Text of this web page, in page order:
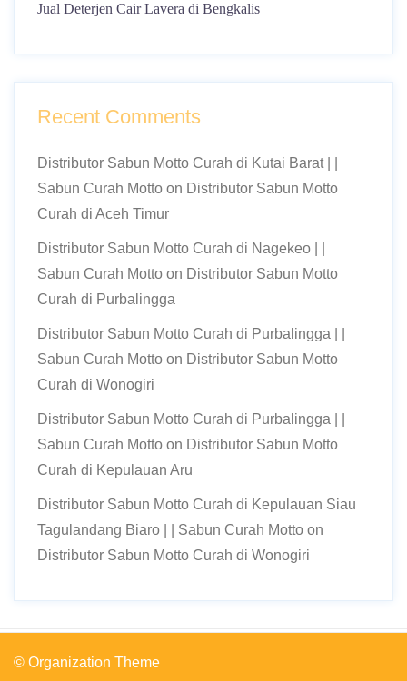
Jual Deterjen Cair Lavera di Bengkalis
Recent Comments
Distributor Sabun Motto Curah di Kutai Barat | |
Sabun Curah Motto on Distributor Sabun Motto
Curah di Aceh Timur
Distributor Sabun Motto Curah di Nagekeo | |
Sabun Curah Motto on Distributor Sabun Motto
Curah di Purbalingga
Distributor Sabun Motto Curah di Purbalingga | |
Sabun Curah Motto on Distributor Sabun Motto
Curah di Wonogiri
Distributor Sabun Motto Curah di Purbalingga | |
Sabun Curah Motto on Distributor Sabun Motto
Curah di Kepulauan Aru
Distributor Sabun Motto Curah di Kepulauan Siau
Tagulandang Biaro | | Sabun Curah Motto on
Distributor Sabun Motto Curah di Wonogiri
© Organization Theme